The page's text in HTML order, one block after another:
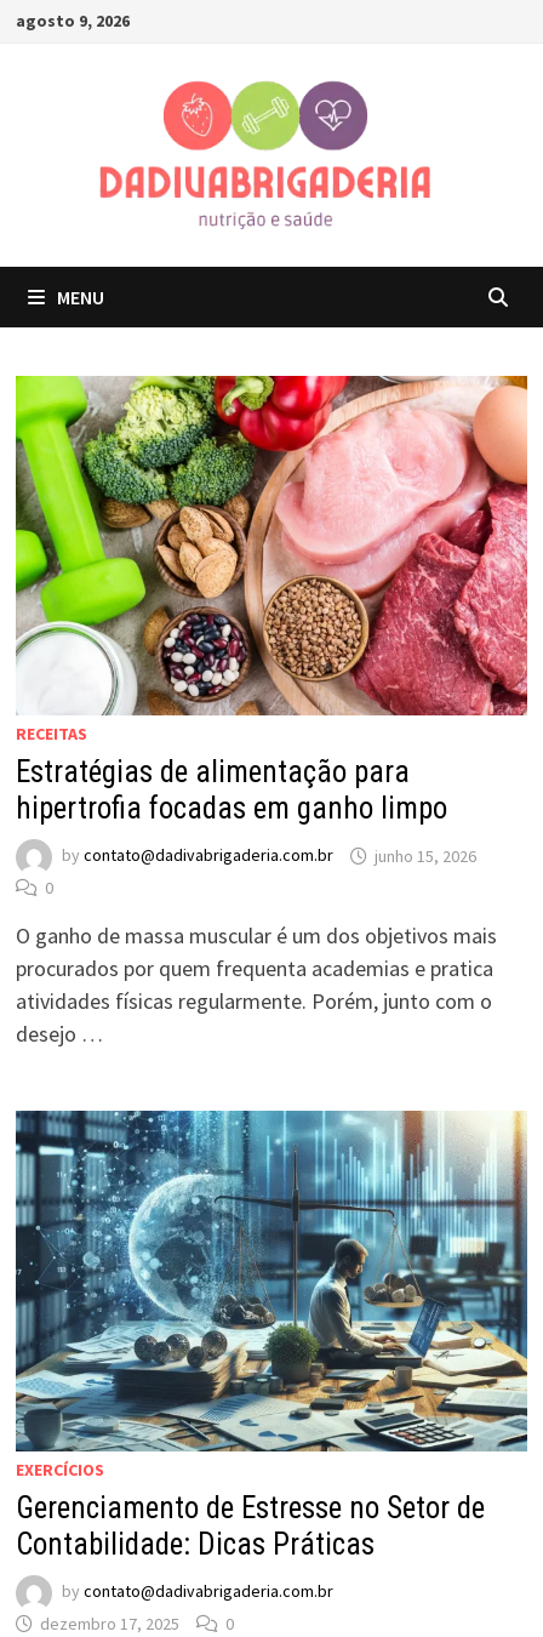
Skipagosto 9, 2026
MENU
RECEITAS
Estratégias de alimentação para
hipertrofia focadas em ganho limpo
by contato@dadivabrigaderia.com.br
junho 15, 2026
0
O ganho de massa muscular é um dos objetivos mais
procurados por quem frequenta academias e pratica
atividades físicas regularmente. Porém, junto com o
desejo …
EXERCÍCIOS
Gerenciamento de Estresse no Setor de
Contabilidade: Dicas Práticas
by contato@dadivabrigaderia.com.br
dezembro 17, 2025
0